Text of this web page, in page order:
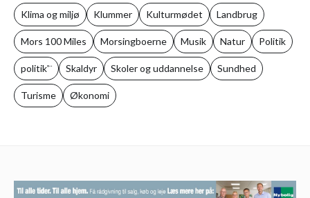
Klima og miljø Klummer Kulturmødet Landbrug
Mors 100 Miles Morsingboerne Musik Natur Politik
politik'¨ Skaldyr Skoler og uddannelse Sundhed
Turisme Økonomi